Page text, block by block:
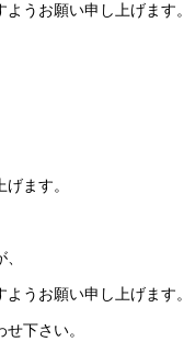
うお願い申し上げます。
ます。
うお願い申し上げます。
下さい。